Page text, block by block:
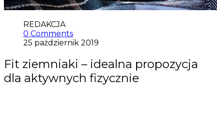
REDAKCJA
0 Comments
25 październik 2019
Fit ziemniaki – idealna propozycja
dla aktywnych fizycznie